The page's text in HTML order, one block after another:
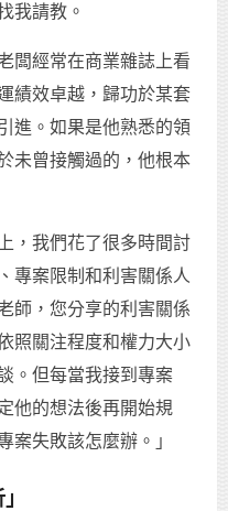
我請教。
闆經常在商業雜誌上看
績效卓越，歸功於某套
進。如果是他熟悉的領
未曾接觸過的，他根本
，我們花了很多時間討
專案限制和利害關係人
師，您分享的利害關係
照關注程度和權力大小
。但每當我接到專案
他的想法後再開始規
案失敗該怎麼辦。」